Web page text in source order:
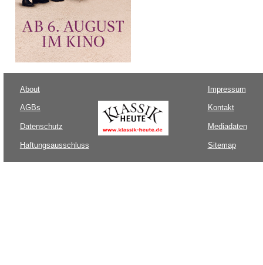
About
AGBs
Datenschutz
Haftungsausschluss
Impressum
Kontakt
Mediadaten
Sitemap